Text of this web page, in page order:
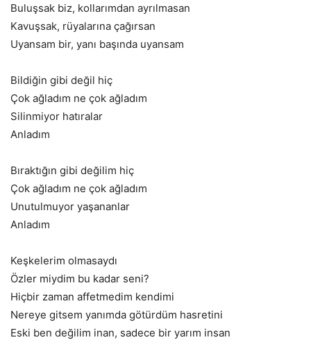
Buluşsak biz, kollarımdan ayrılmasan
Kavuşsak, rüyalarına çağırsan
Uyansam bir, yanı başında uyansam
Bildiğin gibi değil hiç
Çok ağladım ne çok ağladım
Silinmiyor hatıralar
Anladım
Bıraktığın gibi değilim hiç
Çok ağladım ne çok ağladım
Unutulmuyor yaşananlar
Anladım
Keşkelerim olmasaydı
Özler miydim bu kadar seni?
Hiçbir zaman affetmedim kendimi
Nereye gitsem yanımda götürdüm hasretini
Eski ben değilim inan, sadece bir yarım insan